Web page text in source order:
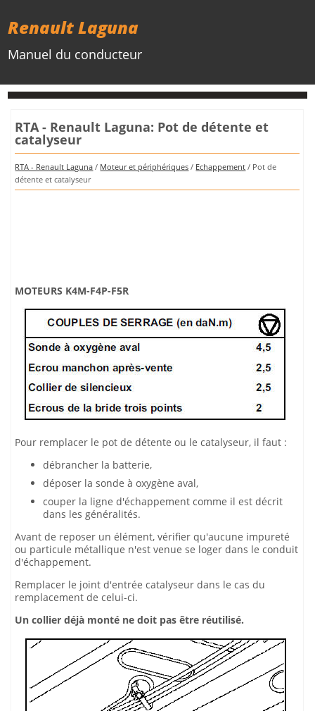
Renault Laguna
Manuel du conducteur
RTA - Renault Laguna: Pot de détente et
catalyseur
RTA - Renault Laguna / Moteur et périphériques / Echappement / Pot de
détente et catalyseur
MOTEURS K4M-F4P-F5R
Pour remplacer le pot de détente ou le catalyseur, il faut :
débrancher la batterie,
déposer la sonde à oxygène aval,
couper la ligne d'échappement comme il est décrit
dans les généralités.
Avant de reposer un élément, vérifier qu'aucune impureté
ou particule métallique n'est venue se loger dans le conduit
d'échappement.
Remplacer le joint d'entrée catalyseur dans le cas du
remplacement de celui-ci.
Un collier déjà monté ne doit pas être réutilisé.